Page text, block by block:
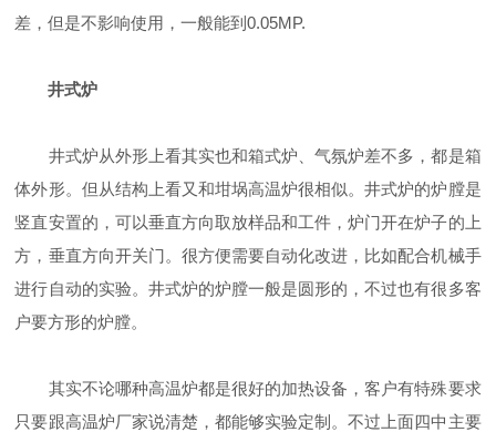
差，但是不影响使用，一般能到0.05MP.
井式炉
井式炉从外形上看其实也和箱式炉、气氛炉差不多，都是箱
体外形。但从结构上看又和坩埚高温炉很相似。井式炉的炉膛是
竖直安置的，可以垂直方向取放样品和工件，炉门开在炉子的上
方，垂直方向开关门。很方便需要自动化改进，比如配合机械手
进行自动的实验。井式炉的炉膛一般是圆形的，不过也有很多客
户要方形的炉膛。
其实不论哪种高温炉都是很好的加热设备，客户有特殊要求
只要跟高温炉厂家说清楚，都能够实验定制。不过上面四中主要